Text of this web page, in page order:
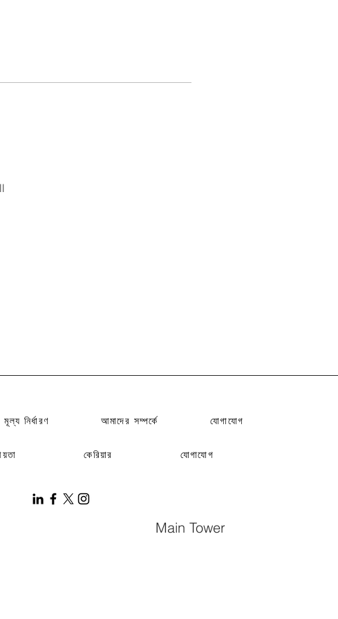
মূল্য নির্ধারণ আমাদের সম্পর্কে যোগাযোগ
কেরিয়ার যোগাযোগ
Main Tower